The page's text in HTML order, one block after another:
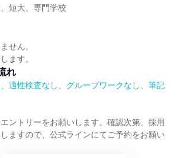
短大、専門学校
せん。
ます。
れ
適性検査なし、グループワークなし、筆記
ントリーをお願いします。確認次第、採用
ますので、公式ラインにてご予約をお願い